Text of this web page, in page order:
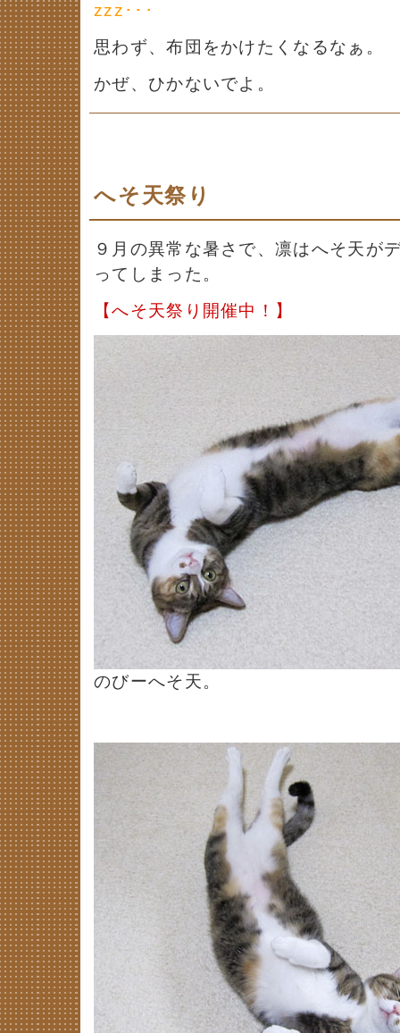
zzz･･･
思わず、布団をかけたくなるなぁ。
かぜ、ひかないでよ。
へそ天祭り
９月の異常な暑さで、凛はへそ天が
ってしまった。
【へそ天祭り開催中！】
のびーへそ天。